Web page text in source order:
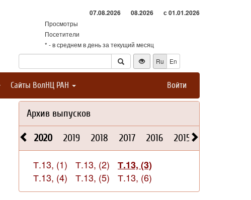
07.08.2026 08.2026 с 01.01.2026
Просмотры
Посетители
* - в среднем в день за текущий месяц
Ru
En
Сайты ВолНЦ РАН Войти
Архив выпусков
2020 2019 2018 2017 2016 2015
Т.13, (1) Т.13, (2)
Т.13, (3)
Т.13, (4)
Т.13, (5) Т.13, (6)